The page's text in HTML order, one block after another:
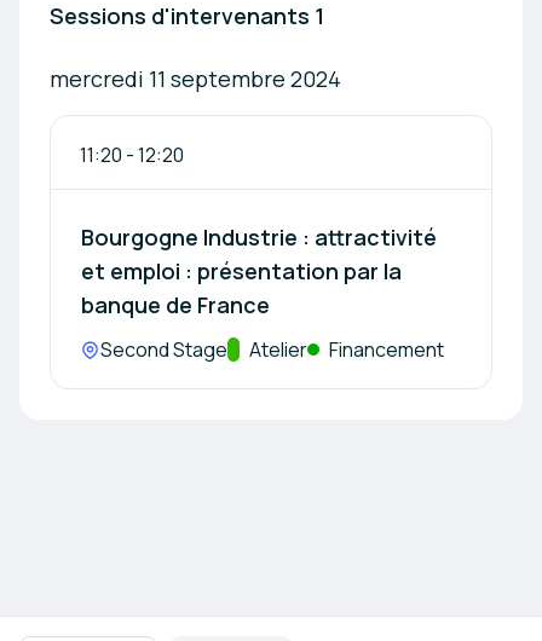
Sessions d'intervenants 1
mercredi 11 septembre 2024
11:20 -12:20
Bourgogne Industrie : attractivité
et emploi : présentation par la
banque de France
Lieu :
Second StageTrack :
Atelier Financement